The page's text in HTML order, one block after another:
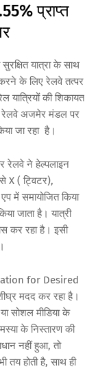
प्राप्त
यात्रा के साथ
के लिए रेलवे तत्पर
यात्रियों की शिकायत
रेलवे अजमेर मंडल पर
जा रहा है।
रेलवे ने हेल्पलाइन
X ( ट्विटर),
में समायोजित किया
जाता है। यात्री
कर रहा है। इसी
for Desired
मदद कर रहा है।
सोशल मीडिया के
के निस्तारण की
नहीं हुआ, तो
तय होती है, साथ ही